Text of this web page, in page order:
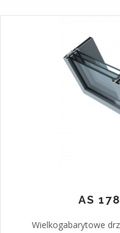
AS
Wielkogabarytowe